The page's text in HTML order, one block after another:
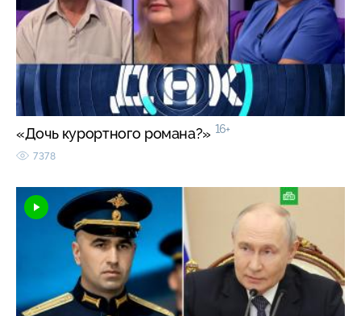
«Дочь курортного романа?» 16+
7378